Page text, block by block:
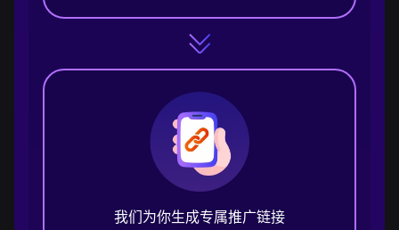
我们为你生成专属推广链接